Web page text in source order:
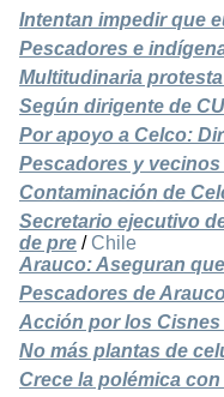
Intentan impedir que
Pescadores e
Multitudinaria
Según dirigente de
Por apoyo a Celco:
Pescadores y
Contaminación de
Secretario ejecutivo
de pre / Chile
Arauco: Aseguran
Pescadores de
Acción por los Cisnes
No más plantas de
Crece la polémica